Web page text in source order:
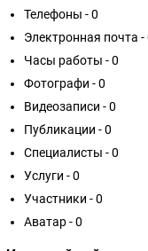
Телефоны - 0
Электронная почта -
Часы работы - 0
Фотографи - 0
Видеозаписи - 0
Публикации - 0
Специалисты - 0
Услуги - 0
Участники - 0
Аватар - 0